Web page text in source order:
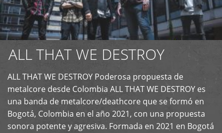
ALL THAT WE DESTROY
ALL THAT WE DESTROY Poderosa propuesta de
metalcore desde Colombia ALL THAT WE DESTROY es
una banda de metalcore/deathcore que se formó en
Bogotá, Colombia en el año 2021, con una propuesta
sonora potente y agresiva. Formada en 2021 en Bogotá